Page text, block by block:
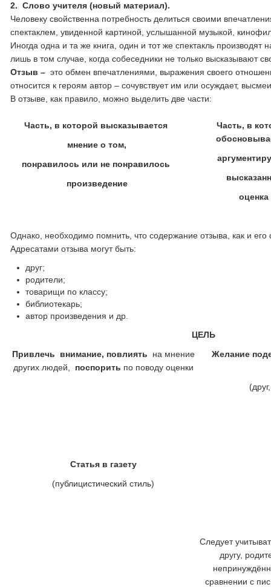
2.Слово учителя (новый материал).
Человеку свойственна потребность делиться своими
спектаклем, увиденной картиной, услышанной музыкой,
Иногда одна и та же книга, один и тот же спектакль
лишь в том случае, когда собеседники не только высказывают
Отзыв –это обмен впечатлениями, выражения своего
относится к героям автор – сочувствует им или осуждает,
В отзыве, как правило, можно выделить две части:
Часть, в которой высказывается
мнение о том,
понравилось или не понравилось
произведение
Часть, в
оценка
Однако, необходимо помнить, что содержание отзыва, как и его
Адресатами отзыва могут быть:
друг;
родители;
товарищи по классу;
библиотекарь;
автор произведения и др.
ЦЕЛЬ
Привлечь внимание, повлиять на мнение
других людей,
поспорить по поводу оценки
Желание
Статья в газету
(публицистический стиль)
Следует
другу,
сравнении с